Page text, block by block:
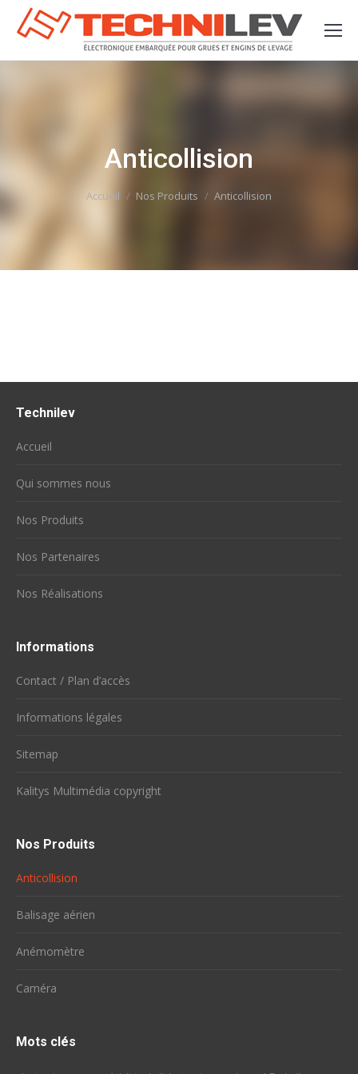
Anticollision
Vous êtes ici :Accueil Nos Produits Anticollision
Technilev
Accueil
Qui sommes nous
Nos Produits
Nos Partenaires
Nos Réalisations
Informations
Contact / Plan d’accès
Informations légales
Sitemap
Kalitys Multimédia copyright
Nos Produits
Anticollision
Balisage aérien
Anémomètre
Caméra
Mots clés